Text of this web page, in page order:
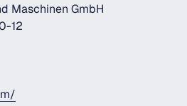
Maschinen GmbH
12